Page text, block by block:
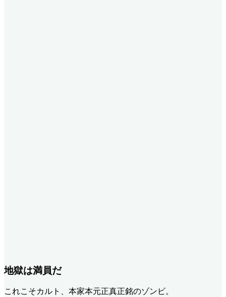
地獄は満員だ
これこそカルト、本家本元正真正銘のゾンビ。